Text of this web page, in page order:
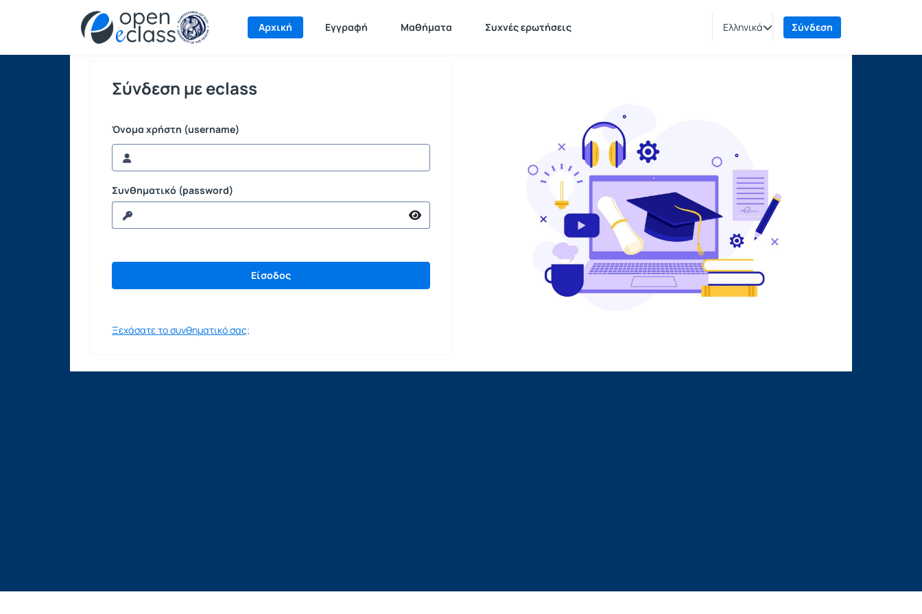
Αρχική Εγγραφή Μαθήματα Συχνές ερωτήσεις Ελληνικά Σύνδεση
Σύνδεση
Σύνδεση με eclass
Όνομα χρήστη (username)
Συνθηματικό (password)
Ξεχάσατε το συνθηματικό σας;